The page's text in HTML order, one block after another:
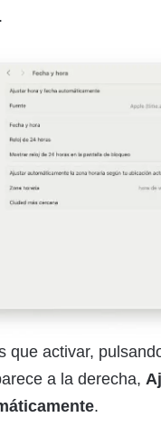
que activar,
a la derecha,
.